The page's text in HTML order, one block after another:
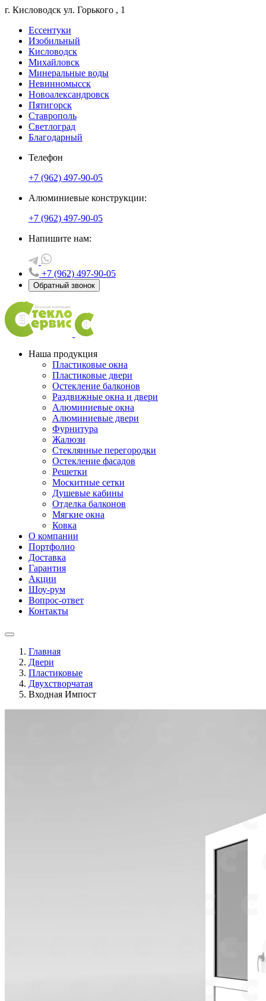
г. Кисловодск ул. Горького , 1
Ессентуки
Изобильный
Кисловодск
Михайловск
Минеральные воды
Невинномысск
Новоалександровск
Пятигорск
Ставрополь
Светлоград
Благодарный
Телефон
+7 (962) 497-90-05
Алюминиевые конструкции:
+7 (962) 497-90-05
Напишите нам:
+7 (962) 497-90-05
Обратный звонок
Наша продукция
Пластиковые окна
Пластиковые двери
Остекление балконов
Раздвижные окна и двери
Алюминиевые окна
Алюминиевые двери
Фурнитура
Жалюзи
Стеклянные перегородки
Остекление фасадов
Решетки
Москитные сетки
Душевые кабины
Отделка балконов
Мягкие окна
Ковка
О компании
Портфолио
Доставка
Гарантия
Акции
Шоу-рум
Вопрос-ответ
Контакты
Главная
Двери
Пластиковые
Двухстворчатая
Входная Импост